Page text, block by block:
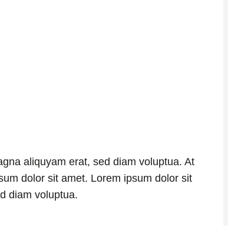
aliquyam erat, sed diam voluptua. At
dolor sit amet. Lorem ipsum dolor sit
diam voluptua.